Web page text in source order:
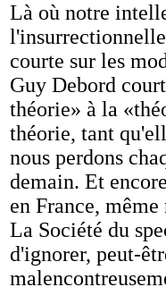
Là où notre
courte sur les
Guy Debord
théorie» à la
théorie, tant
nous perdons
demain. Et
en France,
La Société du
d'ignorer, peut-